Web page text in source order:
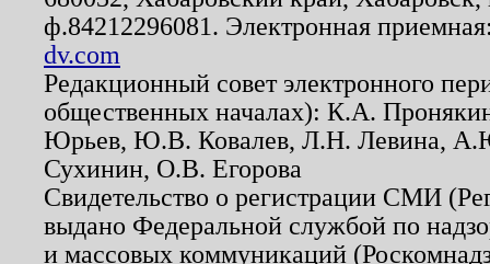
ф.84212296081. Электронная
dv.com
Редакционный совет электронного
общественных началах): К.А.
Юрьев, Ю.В. Ковалев, Л.Н. Левина,
Сухинин, О.В. Егорова
Свидетельство о регистрации СМИ
выдано Федеральной службой по
и массовых коммуникаций